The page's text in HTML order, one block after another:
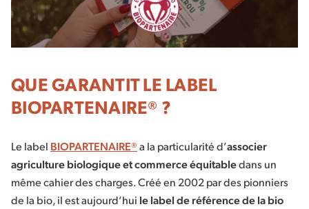
QUE GARANTIT LE LABEL
BIOPARTENAIRE® ?
Le label BIOPARTENAIRE®a la particularité d’associer
agriculture biologique et commerce équitabledans un
même cahier des charges. Créé en 2002 par des pionniers
de la bio, il est aujourd’hui le label de référence de la bio